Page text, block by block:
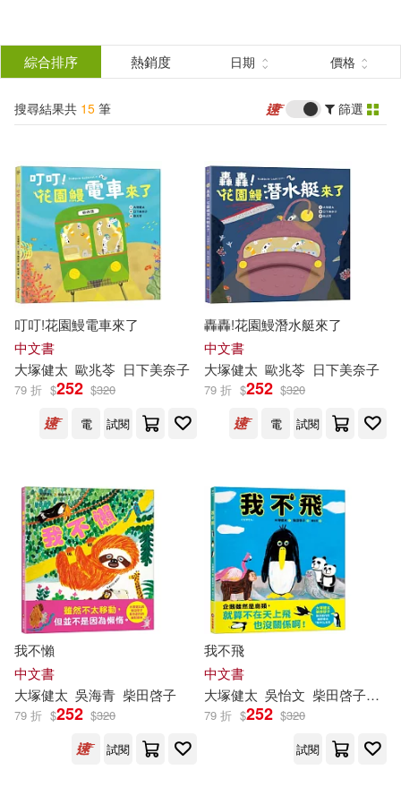
結
篩
選
分類 (單選)
所有商品(15) 圖書(10)
雜誌(3) 電子書(2)
展開
作者 (可複選)
大塚健太(13)
（日）大塚健太，（日）日下美奈
出版社 (可複選)
采實文化(9)
パイ インターナショナル(2)
湖南少年兒童出版社(2)
パイインターナショナル(1)
綜合排序 熱銷度 日期 價格
搜尋結果共 15 筆 篩選
叮叮!花園鰻電車來了
中文書
大塚健太 歐兆苓 日下美奈子
79 折 $252 $320
電
試閱
轟轟!花園鰻潛水艇來了
中文書
大塚健太 歐兆苓 日下美奈子
79 折 $252 $320
電
試閱
我不懶
中文書
大塚健太 吳海青 柴田啓子
79 折 $252 $320
試閱
我不飛
中文書
大塚健太 吳怡文 柴田啓子（柴田ケイコ）
79 折 $252 $320
試閱